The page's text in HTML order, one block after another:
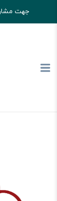
جهت مشاوره
آجیل و خشکبار عابدینی